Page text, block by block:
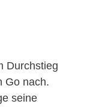
Durchstieg
Go nach.
seine